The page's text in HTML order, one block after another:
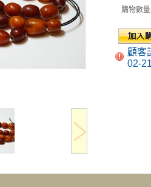
購物數量
顧客
02-